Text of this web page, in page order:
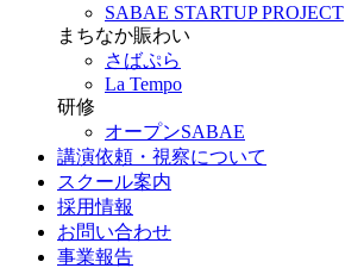
SABAE STARTUP PROJECT
まちなか賑わい
さばぷら
La Tempo
研修
オープンSABAE
講演依頼・視察について
スクール案内
採用情報
お問い合わせ
事業報告